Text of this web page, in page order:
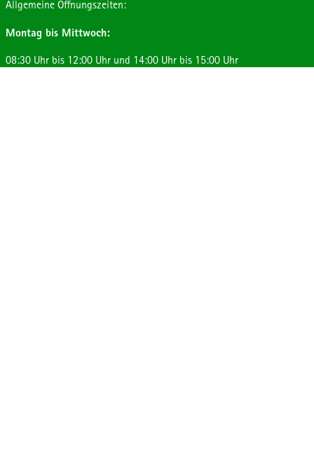
Allgemeine Öffnungszeiten:
Montag bis Mittwoch:
08:30 Uhr bis 12:00 Uhr und 14:00 Uhr bis 15:00 Uhr